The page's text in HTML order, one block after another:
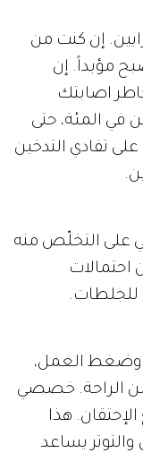
إن كنت من
مؤبداً. إن
اصابتك
في المئة، حتى
تفادي التدخين
على التخلّص منه
احتمالات
للجلطات.
وضغط العمل،
الراحة. خصصي
هذا
يساعد